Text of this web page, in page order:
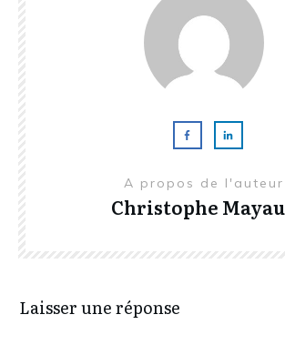
A propos de l'auteur
Christophe
Laisser une réponse